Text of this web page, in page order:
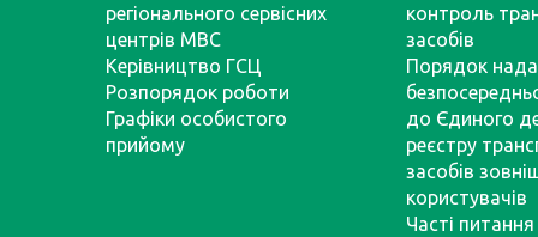
регіонального сервісних
центрів МВС
Керівництво ГСЦ
Розпорядок роботи
Графіки особистого
прийому
контроль
засобів
Порядок
до Єдиного
реєстру
засобів
користувачів
Часті питання